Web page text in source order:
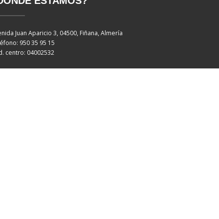
Juan Aparicio 3, 04500, Fiñana, Almería
950 35 95 15
centro: 04002532